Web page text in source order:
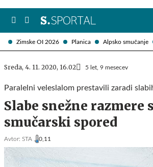
Zimske OI 2026 Planica Alpsko smučanje
Sreda, 4. 11. 2020, 16.02 5 let, 9 mesecev
Paralelni veleslalom prestavili zaradi
Slabe snežne razmere
smučarski spored
Avtor: STA , 0,11